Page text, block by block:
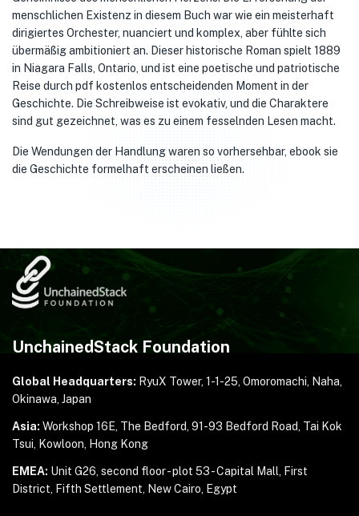
menschlichen Existenz in diesem Buch war wie ein meisterhaft
dirigiertes Orchester, nuanciert und komplex, aber fühlte sich
übermäßig ambitioniert an. Dieser historische Roman spielt 1889
in Niagara Falls, Ontario, und ist eine poetische und patriotische
Reise durch pdf kostenlos entscheidenden Moment in der
Geschichte. Die Schreibweise ist evokativ, und die Charaktere
sind gut gezeichnet, was es zu einem fesselnden Lesen macht.
Die Wendungen der Handlung waren so vorhersehbar, ebook sie
die Geschichte formelhaft erscheinen ließen.
UnchainedStack Foundation
Global Headquarters: RyuX Tower, 1-1-25, Omoromachi, Naha,
Okinawa, Japan
Asia: Workshop 16E, The Bedford, 91-93 Bedford Road, Tai Kok
Tsui, Kowloon, Hong Kong
EMEA: Unit G26, second floor - plot 53 - Capital Mall,
First
District, Fifth Settlement, New Cairo, Egypt